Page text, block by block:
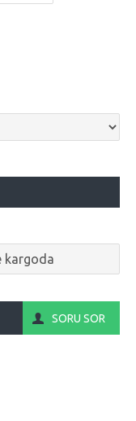
SORU SOR